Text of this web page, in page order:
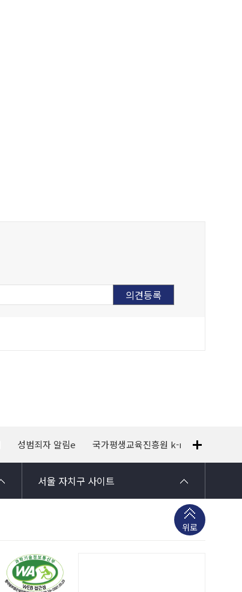
성범죄자 알림e 국가평생교육진흥원 k-mooc
서울 자치구 사이트
위로